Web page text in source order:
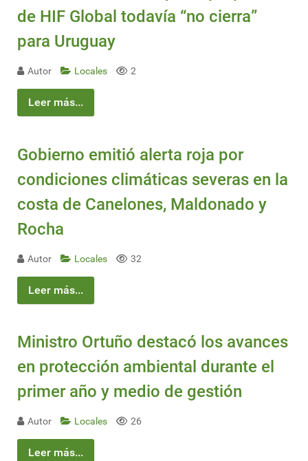
de HIF Global todavía “no cierra”
para Uruguay
Autor Locales 2
Leer más...
Gobierno emitió alerta roja por
condiciones climáticas severas en la
costa de Canelones, Maldonado y
Rocha
Autor Locales 32
Leer más...
Ministro Ortuño destacó los avances
en protección ambiental durante el
primer año y medio de gestión
Autor Locales 26
Leer más...